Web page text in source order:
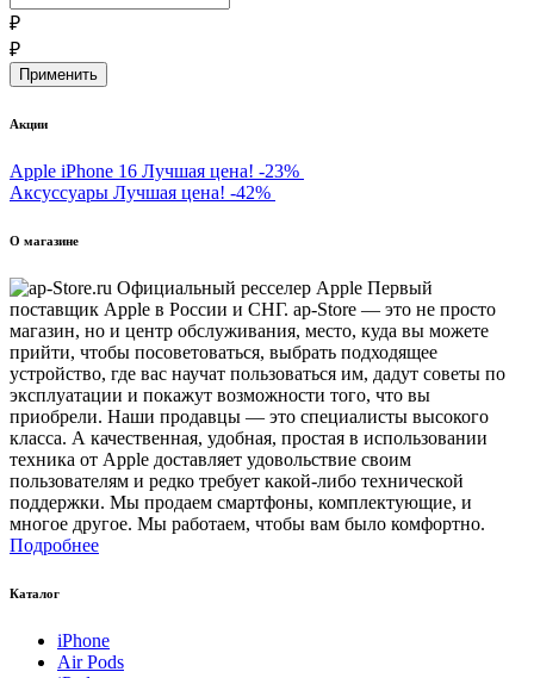
₽
₽
Акции
Apple iPhone 16 Лучшая цена! -23%
Аксуссуары Лучшая цена! -42%
О магазине
Первый
поставщик Apple в России и СНГ. ap-Store — это не просто
магазин, но и центр обслуживания, место, куда вы можете
прийти, чтобы посоветоваться, выбрать подходящее
устройство, где вас научат пользоваться им, дадут советы по
эксплуатации и покажут возможности того, что вы
приобрели. Наши продавцы — это специалисты высокого
класса. А качественная, удобная, простая в использовании
техника от Apple доставляет удовольствие своим
пользователям и редко требует какой-либо технической
поддержки. Мы продаем смартфоны, комплектующие, и
многое другое. Мы работаем, чтобы вам было комфортно.
Подробнее
Каталог
iPhone
Air Pods